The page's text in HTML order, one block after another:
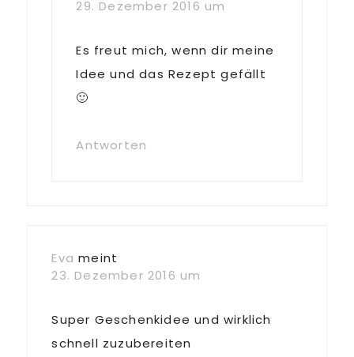
29. Dezember 2016 um
Es freut mich, wenn dir meine
Idee und das Rezept gefällt
🙂
Antworten
Eva meint
23. Dezember 2016 um
Super Geschenkidee und wirklich
schnell zuzubereiten